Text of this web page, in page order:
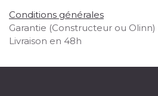
Conditions générales
Garantie (Constructeur ou Olinn)
Livraison en 48h